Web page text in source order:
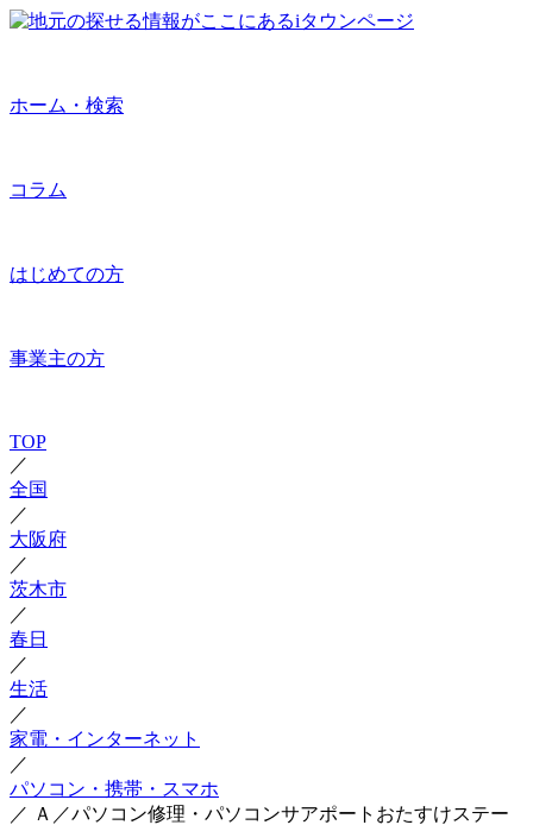
ホーム・検索
コラム
はじめての方
事業主の方
TOP
／
全国
／
大阪府
／
茨木市
／
春日
／
生活
／
家電・インターネット
／
パソコン・携帯・スマホ
／ Ａ／パソコン修理・パソコンサアポートおたすけステー